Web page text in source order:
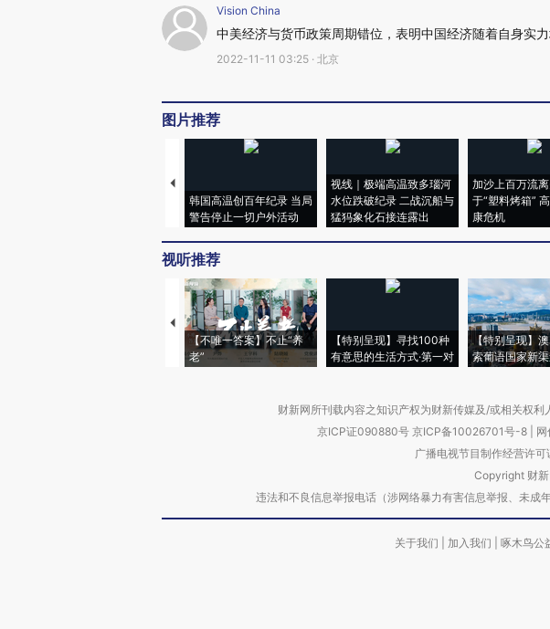
Vision China
中美经济与货币政策周期错位，表明中国经济随着自身实
2022-11-11 03:25 · 北京
图片推荐
韩国高温创百年纪录 当局
警告停止一切户外活动
视线｜极端高温致多瑙河
水位跌破纪录 二战沉船与
猛犸象化石接连露出
加沙上百万流
于“塑料烤箱”
康危机
视听推荐
【不唯一答案】不止“养
老”
【特别呈现】寻找100种
有意思的生活方式·第一对
【特别呈现】
索葡语国家新
财新网所刊载内容之知识产权为财新传媒及/或相关权
京ICP证090880号 京ICP备10026701号-8
广播电视节目制作经营许
Copyright 财
违法和不良信息举报电话（涉网络暴力有害信息举报、未
关于我们 加入我们 啄木鸟公